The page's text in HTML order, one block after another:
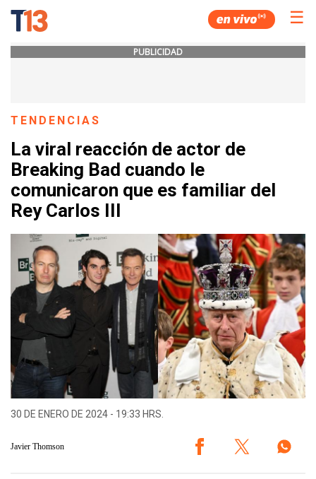
☰
PUBLICIDAD
TENDENCIAS
La viral reacción de actor de
Breaking Bad cuando le
comunicaron que es familiar del
Rey Carlos III
30 DE ENERO DE 2024 - 19:33 HRS.
Javier Thomson